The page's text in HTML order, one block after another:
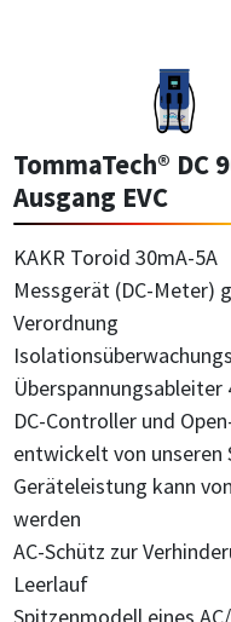
TommaTech® DC
Ausgang EVC
KAKR Toroid 30mA-5A
Messgerät (DC-Meter)
Verordnung
Überspannungsableiter
DC-Controller und
entwickelt von unseren
Geräteleistung kann
werden
AC-Schütz zur
Leerlauf